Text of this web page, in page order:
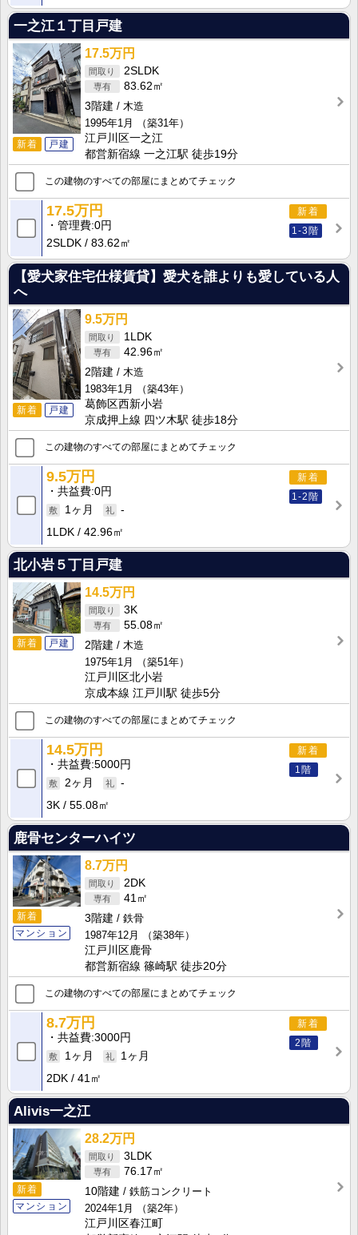
一之江１丁目戸建
新着 戸建
17.5万円
2SLDK
83.62㎡
3階建
木造
1995年1月
（築31年）
江戸川区一之江
都営新宿線 一之江駅 徒歩19分
この建物のすべての部屋にまとめてチェック
新着
1-3階
17.5万円
管理費 0円
2SLDK
83.62㎡
【愛犬家住宅仕様賃貸】愛犬を誰よりも愛している人
へ
新着 戸建
9.5万円
1LDK
42.96㎡
2階建
木造
1983年1月
（築43年）
葛飾区西新小岩
京成押上線 四ツ木駅 徒歩18分
この建物のすべての部屋にまとめてチェック
新着
1-2階
9.5万円
共益費 0円
1ヶ月
-
1LDK
42.96㎡
北小岩５丁目戸建
新着 戸建
14.5万円
3K
55.08㎡
2階建
木造
1975年1月
（築51年）
江戸川区北小岩
京成本線 江戸川駅 徒歩5分
この建物のすべての部屋にまとめてチェック
新着
1階
14.5万円
共益費 5000円
2ヶ月
-
3K
55.08㎡
鹿骨センターハイツ
新着
マンション
8.7万円
2DK
41㎡
3階建
鉄骨
1987年12月
（築38年）
江戸川区鹿骨
都営新宿線 篠崎駅 徒歩20分
この建物のすべての部屋にまとめてチェック
新着
2階
8.7万円
共益費 3000円
1ヶ月
1ヶ月
2DK
41㎡
Alivis一之江
新着
マンション
28.2万円
3LDK
76.17㎡
10階建
鉄筋コンクリート
2024年1月
（築2年）
江戸川区春江町